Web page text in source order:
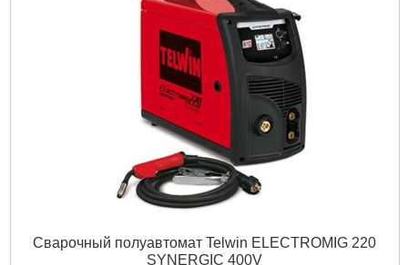
Сварочный полуавтомат Telwin ELECTROMIG 220
SYNERGIC 400V